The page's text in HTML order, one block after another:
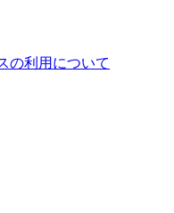
の利用について